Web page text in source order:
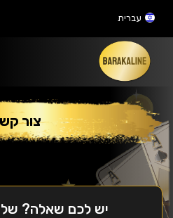
עברית
צור
יש לכם שאלה?